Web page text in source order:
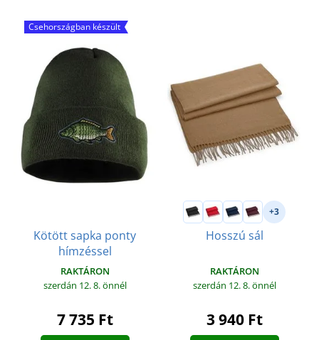
Csehországban készült
Kötött sapka ponty
hímzéssel
RAKTÁRON
szerdán 12. 8.önnél
7 735 Ft
+3
Hosszú sál
RAKTÁRON
szerdán 12. 8.önnél
3 940 Ft